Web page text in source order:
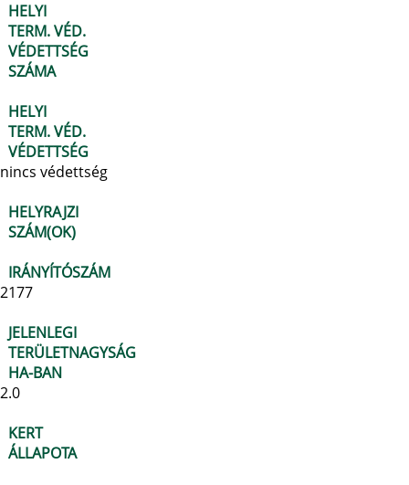
HELYI
TERM. VÉD.
VÉDETTSÉG
SZÁMA
HELYI
TERM. VÉD.
VÉDETTSÉG
nincs védettség
HELYRAJZI
SZÁM(OK)
IRÁNYÍTÓSZÁM
2177
JELENLEGI
TERÜLETNAGYSÁG
HA-BAN
2.0
KERT
ÁLLAPOTA